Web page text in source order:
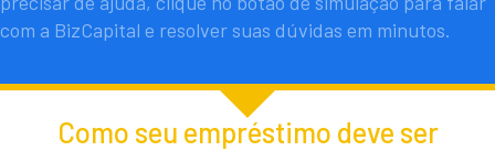
com a BizCapital e resolver suas dúvidas em minutos.
Como seu empréstimo deve ser